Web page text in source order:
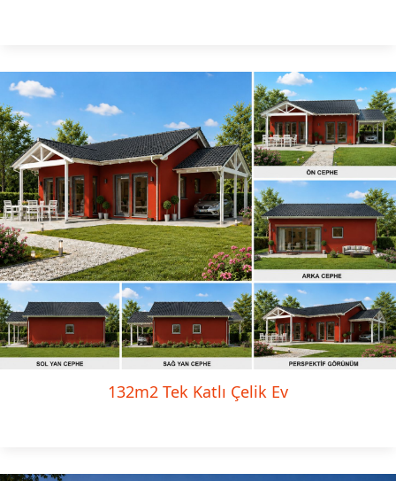
132m2 Tek Katlı Çelik Ev